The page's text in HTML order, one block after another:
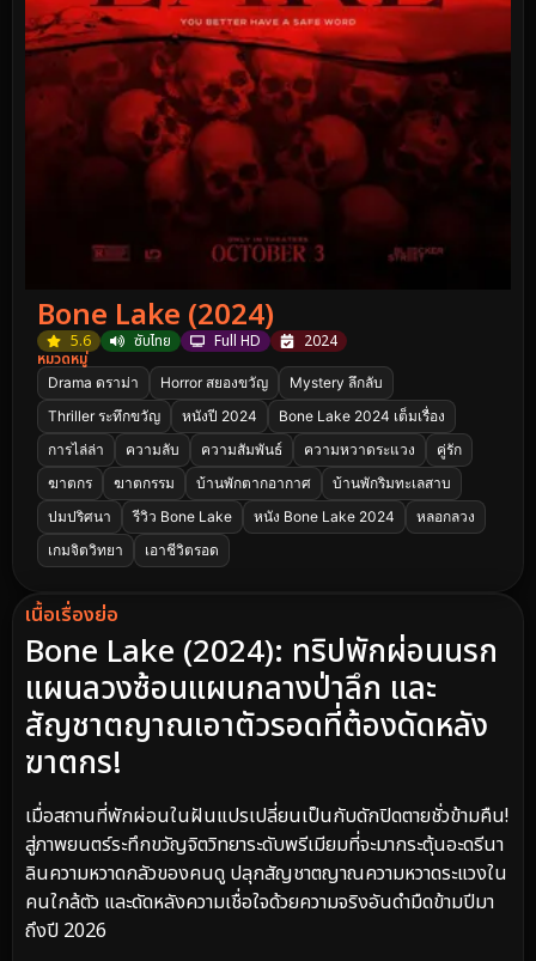
Bone Lake (2024)
5.6 ซับไทย Full HD
2024
หมวดหมู่
Drama ดราม่า Horror สยองขวัญ
Mystery ลึกลับ
Thriller ระทึกขวัญ
หนังปี 2024
Bone Lake 2024 เต็มเรื่อง
การไล่ล่า
ความลับ ความสัมพันธ์ ความหวาดระแวง
คู่รัก
ฆาตกร
ฆาตกรรม บ้านพักตากอากาศ
บ้านพักริมทะเลสาบ
ปมปริศนา
รีวิว Bone Lake หนัง Bone Lake 2024
หลอกลวง
เกมจิตวิทยา
เอาชีวิตรอด
เนื้อเรื่องย่อ
Bone Lake (2024): ทริปพักผ่อนนรก
แผนลวงซ้อนแผนกลางป่าลึก และ
สัญชาตญาณเอาตัวรอดที่ต้องดัดหลัง
ฆาตกร!
เมื่อสถานที่พักผ่อนในฝันแปรเปลี่ยนเป็นกับดักปิดตายชั่วข้ามคืน!
สู่ภาพยนตร์ระทึกขวัญจิตวิทยาระดับพรีเมียมที่จะมากระตุ้นอะดรีนา
ลินความหวาดกลัวของคนดู ปลุกสัญชาตญาณความหวาดระแวงใน
คนใกล้ตัว และดัดหลังความเชื่อใจด้วยความจริงอันดำมืดข้ามปีมา
ถึงปี 2026